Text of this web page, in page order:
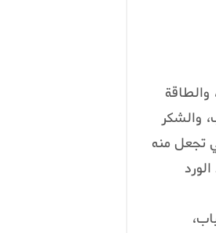
والطاقة
والشكر
تجعل منه